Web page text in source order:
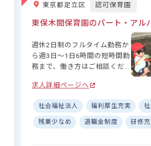
■JR青梅線「中神駅」より徒歩
■マイカー・バイク・自転車通
車場自己負担・駐輪場完備／
は要相談）
子どもたちも職員も大
たときはお互いさま♪
東京都足立区 認可保育園
東保木間保育園のパート・アル
週休2日制のフルタイム勤務か
ら週3日～1日6時間の短時間勤
務まで、働き方はご相談くだ
ぼなし、勤務時間に応じて賞
与ありなど、保育士さんが笑
顔で働ける体制を整えていま
す。また、有給休暇が取りや
求人詳細ページへ
社会福祉法人 福利厚生充実
残業少なめ 退職金制度 研修